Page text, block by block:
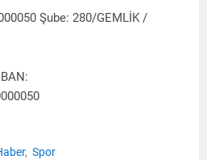
Şube: 280/GEMLİK /
Spor